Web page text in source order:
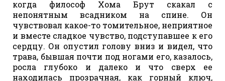
когда философ Хома Брут скакал с
непонятным всадником на спине. Он
чувствовал какое-то томительное, неприятное
и вместе сладкое чувство, подступавшее к его
сердцу. Он опустил голову вниз и видел, что
трава, бывшая почти под ногами его, казалось,
росла глубоко и далеко и что сверх ее
находилась прозрачная, как горный ключ,